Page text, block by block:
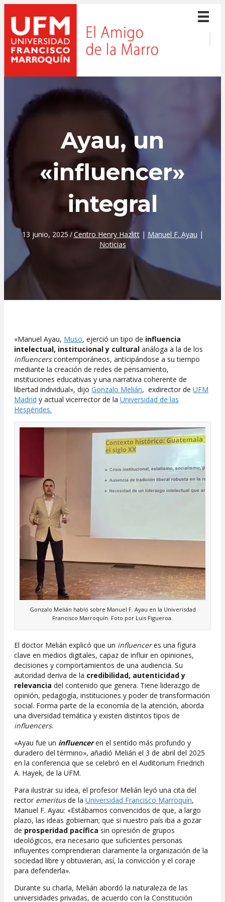
Ayau, un
«influencer»
integral
13 junio, 2025 /Centro Henry Hazlitt| Manuel F. Ayau |
Noticias
«Manuel Ayau, Muso, ejerció un tipo de influencia
intelectual, institucional y cultural análoga a la de los
influencerscontemporáneos, anticipándose a su tiempo
mediante la creación de redes de pensamiento,
instituciones educativas y una narrativa coherente de
libertad individual», dijo Gonzalo Melián, exdirector de UFM
Madrid y actual vicerrector de la Universidad de las
Hespérides.
Gonzalo Melián habló sobre Manuel F. Ayau en la Univerisdad
Francisco Marroquín. Foto por Luis Figueroa.
El doctor Melián explicó que un influenceres una figura
clave en medios digitales, capaz de influir en opiniones,
decisiones y comportamientos de una audiencia. Su
autoridad deriva de la credibilidad, autenticidad y
relevancia del contenido que genera. Tiene liderazgo de
opinión, pedagogía, instituciones y poder de transformación
social. Forma parte de la economía de la atención, aborda
una diversidad temática y existen distintos tipos de
influencers.
«Ayau fue un influenceren el sentido más profundo y
duradero del término», añadió Melián el 3 de abril del 2025
en la conferencia que se celebró en el Auditorium Friedrich
A. Hayek, de la UFM.
Para ilustrar su idea, el profesor Melián leyó una cita del
rector emeritusde la Universidad Francisco Marroquín,
Manuel F. Ayau: «Estábamos convencidos de que, a largo
plazo, las ideas gobiernan; que si nuestro país iba a gozar
de prosperidad pacífica sin opresión de grupos
ideológicos, era necesario que suficientes personas
influyentes comprendieran claramente la organización de la
sociedad libre y obtuvieran, así, la convicción y el coraje
para defenderla».
Durante su charla, Melián abordó la naturaleza de las
universidades privadas, de acuerdo con la Constitución